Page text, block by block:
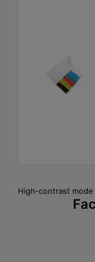
High-contrast mode